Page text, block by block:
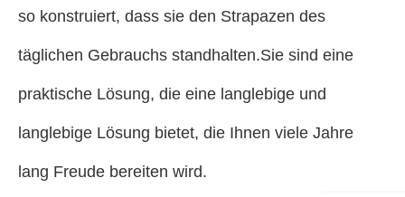
so konstruiert, dass sie den Strapazen des
täglichen Gebrauchs standhalten.Sie sind eine
praktische Lösung, die eine langlebige und
langlebige Lösung bietet, die Ihnen viele Jahre
lang Freude bereiten wird.